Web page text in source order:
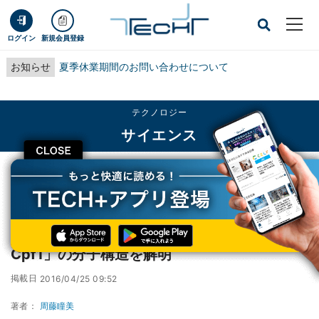
ログイン 新規会員登録
お知らせ 夏季休業期間のお問い合わせについて
CLOSE
テクノロジー
サイエンス
TECH+ テクノロジー
サイエンス
東大、新たなゲノム編集ツール「CRISPR-Cpf1」の分子構造を解明
東大、新たなゲノム編集ツール「CRISPR-
Cpf1」の分子構造を解明
掲載日 2016/04/25 09:52
著者： 周藤瞳美